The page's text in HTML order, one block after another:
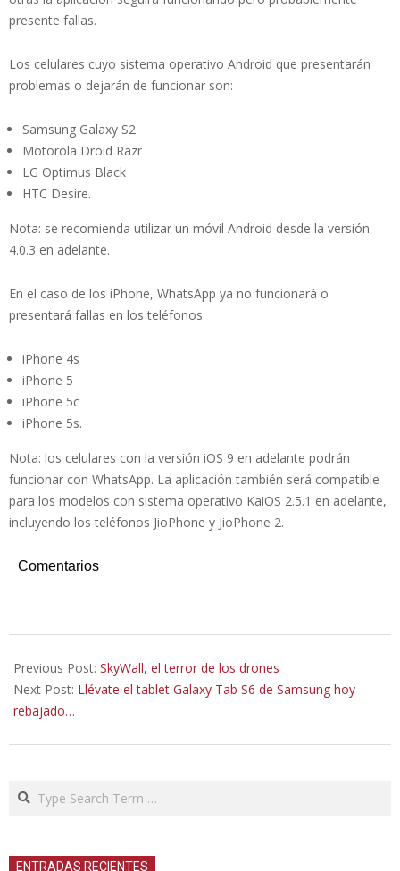
presente fallas.
Los celulares cuyo sistema operativo Android que presentarán
problemas o dejarán de funcionar son:
Samsung Galaxy S2
Motorola Droid Razr
LG Optimus Black
HTC Desire.
Nota: se recomienda utilizar un móvil Android desde la versión
4.0.3 en adelante.
En el caso de los iPhone, WhatsApp ya no funcionará o
presentará fallas en los teléfonos:
iPhone 4s
iPhone 5
iPhone 5c
iPhone 5s.
Nota: los celulares con la versión iOS 9 en adelante podrán
funcionar con WhatsApp. La aplicación también será compatible
para los modelos con sistema operativo KaiOS 2.5.1 en adelante,
incluyendo los teléfonos JioPhone y JioPhone 2.
Comentarios
10-
02
Previous Post: SkyWall, el terror de los drones
Next Post: Llévate el tablet Galaxy Tab S6 de Samsung hoy
rebajado…
Search
ENTRADAS RECIENTES